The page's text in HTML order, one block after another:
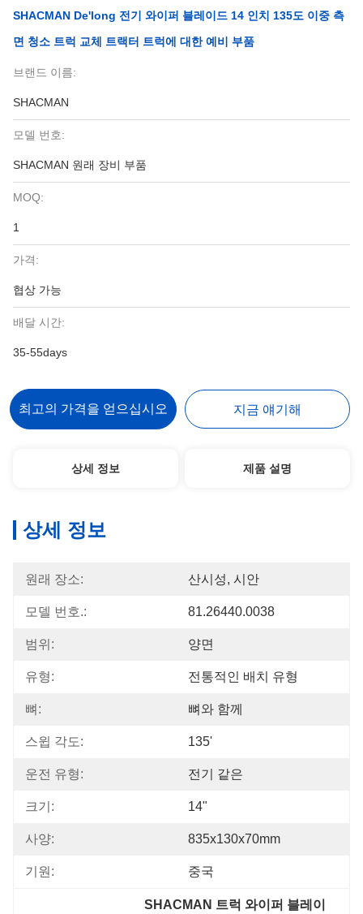
SHACMAN De'long 전기 와이퍼 블레이드 14 인치 135도 이중 측
면 청소 트럭 교체 트랙터 트럭에 대한 예비 부품
브랜드 이름:
SHACMAN
모델 번호:
SHACMAN 원래 장비 부품
MOQ:
1
가격:
협상 가능
배달 시간:
35-55days
최고의 가격을 얻으십시오 지금 얘기해
상세 정보 제품 설명
상세 정보
원래 장소: 산시성, 시안
모델 번호.: 81.26440.0038
범위: 양면
유형: 전통적인 배치 유형
뼈: 뼈와 함께
스윕 각도: 135'
운전 유형: 전기 같은
크기: 14"
사양: 835x130x70mm
기원: 중국
SHACMAN 트럭 와이퍼 블레이